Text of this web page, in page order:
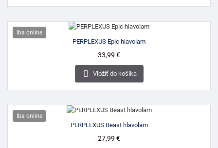
Iba online
PERPLEXUS Epic hlavolam
Cena
33,99 €
 Vložiť do košíka
Iba online
PERPLEXUS Beast hlavolam
Cena
27,99 €